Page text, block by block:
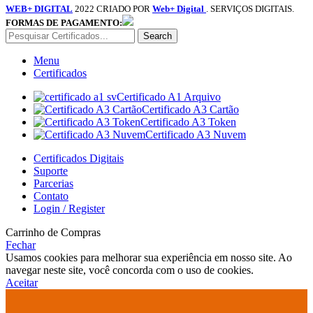
WEB+ DIGITAL 2022 CRIADO POR Web+ Digital . SERVIÇOS DIGITAIS.
FORMAS DE PAGAMENTO:
Search
Menu
Certificados
Certificado A1 Arquivo
Certificado A3 Cartão
Certificado A3 Token
Certificado A3 Nuvem
Certificados Digitais
Suporte
Parcerias
Contato
Login / Register
Carrinho de Compras
Fechar
Usamos cookies para melhorar sua experiência em nosso site. Ao
navegar neste site, você concorda com o uso de cookies.
Aceitar